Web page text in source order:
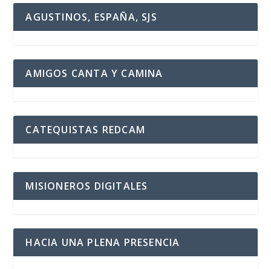
AGUSTINOS, ESPAÑA, SJS
AMIGOS CANTA Y CAMINA
CATEQUISTAS REDCAM
MISIONEROS DIGITALES
HACIA UNA PLENA PRESENCIA